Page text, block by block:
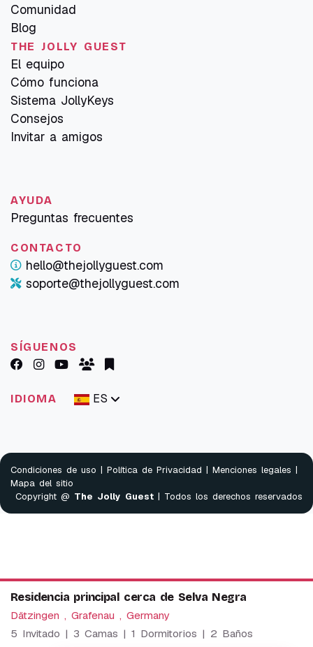
Residencia principal cerca de Selva Negra
Dätzingen , Grafenau , Germany
5 Invitado | 3 Camas | 1 Dormitorios | 2 Baños
Comunidad
Blog
THE JOLLY GUEST
El equipo
Cómo funciona
Sistema JollyKeys
Consejos
Invitar a amigos
AYUDA
Preguntas frecuentes
CONTACTO
hello@thejollyguest.com
soporte@thejollyguest.com
SÍGUENOS
IDIOMA ES
Condiciones de uso | Política de Privacidad | Menciones legales |
Mapa del sitio
Copyright @ The Jolly Guest | Todos los derechos reservados
We use cookies to provide our services. By using this